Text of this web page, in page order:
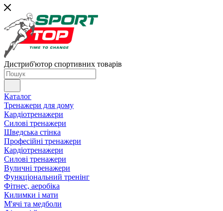
Дистриб'ютор спортивних товарів
Каталог
Тренажери для дому
Кардіотренажери
Силові тренажери
Шведська стінка
Професійні тренажери
Кардіотренажери
Силові тренажери
Вуличні тренажери
Функціональний тренінг
Фітнес, аеробіка
Килимки і мати
М'ячі та медболи